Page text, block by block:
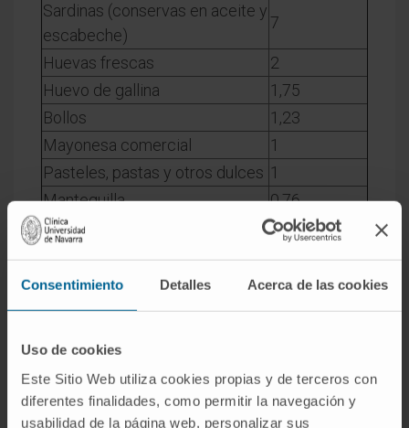
Consentimiento Detalles Acerca de las cookies
Uso de cookies
Este Sitio Web utiliza cookies propias y de terceros con
diferentes finalidades, como permitir la navegación y
usabilidad de la página web, personalizar sus
Sardinas (conservas en aceite y
escabeche)
7
Huevas frescas
2
Huevo de gallina
1,75
Bollos
1,23
Mayonesa comercial
1
Pasteles, pastas y otros dulces 1
Mantequilla
0,76
Hígado
0,60
Queso en porciones
0,28
Quesos Gruyére, Emmental y
semicurado y Roquefort
0,23
Croquetas